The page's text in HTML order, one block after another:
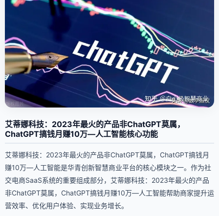
艾蒂娜科技：2023年最火的产品非ChatGPT莫属，
ChatGPT搞钱月赚10万—人工智能核心功能
艾蒂娜科技：2023年最火的产品非ChatGPT莫属，ChatGPT搞钱月
赚10万—人工智能是华青创新智慧商业平台的核心模块之一。作为社
交电商SaaS系统的重要组成部分，艾蒂娜科技：2023年最火的产品
非ChatGPT莫属，ChatGPT搞钱月赚10万—人工智能帮助商家提升运
营效率、优化用户体验、实现业务增长。